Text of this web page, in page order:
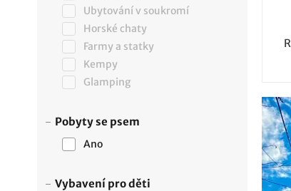
Ubytování v soukromí
Horské chaty
Farmy a statky
Kempy
Glamping
Pobyty se psem
Ano
Vybavení pro děti